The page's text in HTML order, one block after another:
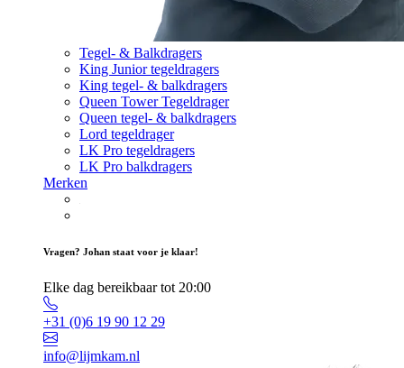
Tegel- & Balkdragers
King Junior tegeldragers
King tegel- & balkdragers
Queen Tower Tegeldrager
Queen tegel- & balkdragers
Lord tegeldrager
LK Pro tegeldragers
LK Pro balkdragers
Merken
Vragen? Johan staat voor je klaar!
Elke dag bereikbaar tot 20:00
+31 (0)6 19 90 12 29
info@lijmkam.nl